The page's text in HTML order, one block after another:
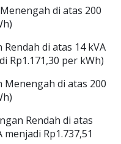
di atas 200
di atas 14 kVA
Rp1.171,30 per kWh)
di atas 200
Rendah di atas
Rp1.737,51